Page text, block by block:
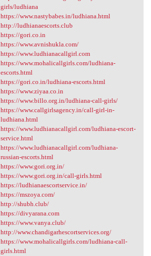
girls/ludhiana
https://www.nastybabes.in/ludhiana.html
http://ludhianaescorts.club
https://gori.co.in
https://www.avnishukla.com/
https://www.ludhianacallgirl.com
https://www.mohalicallgirls.com/ludhiana-
escorts.html
https://gori.co.in/ludhiana-escorts.html
https://www.ziyaa.co.in
https://www.billo.org.in/ludhiana-call-girls/
https://www.callgirlsagency.in/call-girl-in-
ludhiana.html
https://www.ludhianacallgirl.com/ludhiana-escort-
service.html
https://www.ludhianacallgirl.com/ludhiana-
russian-escorts.html
https://www.gori.org.in/
https://www.gori.org.in/call-girls.html
https://ludhianaescortservice.in/
https://mszoya.com/
http://shubh.club/
https://divyarana.com
https://www.vanya.club/
http://www.chandigarhescortservices.org/
https://www.mohalicallgirls.com/ludhiana-call-
girls.html